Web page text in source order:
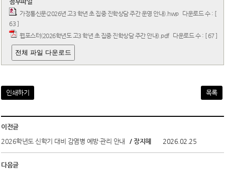
가정통신문(2026년 고3 학년 초 집중 진학상담 주간 운영 안내).hwp다운로드 수 : [
63 ]
웹포스터(2026학년도 고3 학년 초 집중 진학상담 주간 안내).pdf다운로드 수 : [ 67 ]
전체 파일 다운로드
인쇄하기 목록
이전글
2026학년도 신학기 대비 감염병 예방·관리 안내
/ 장지혜 2026.02.25
다음글